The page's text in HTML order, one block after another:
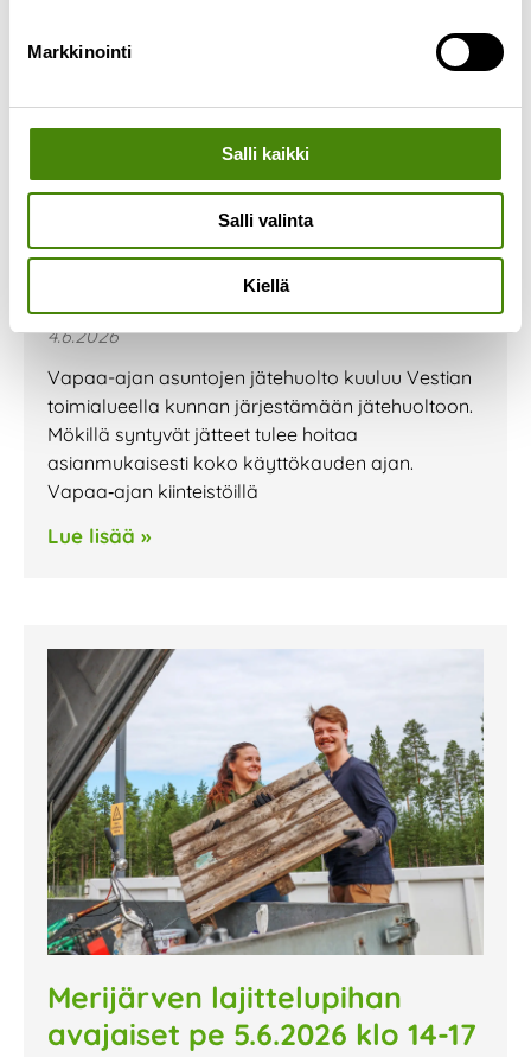
Markkinointi
Salli kaikki
Salli valinta
Kiellä
Vapaa-ajan kiinteistöjen
jätehuolto
4.6.2026
Vapaa-ajan asuntojen jätehuolto kuuluu Vestian
toimialueella kunnan järjestämään jätehuoltoon.
Mökillä syntyvät jätteet tulee hoitaa
asianmukaisesti koko käyttökauden ajan.
Vapaa‑ajan kiinteistöillä
Lue lisää »
Merijärven lajittelupihan
avajaiset pe 5.6.2026 klo 14-17